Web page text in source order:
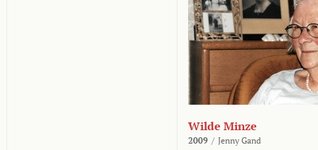
Wilde Minze
2009 / Jenny Gand